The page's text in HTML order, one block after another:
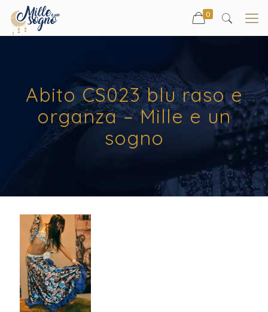
0
Abito CS023 blu raso e
organza – Mille e un
sogno